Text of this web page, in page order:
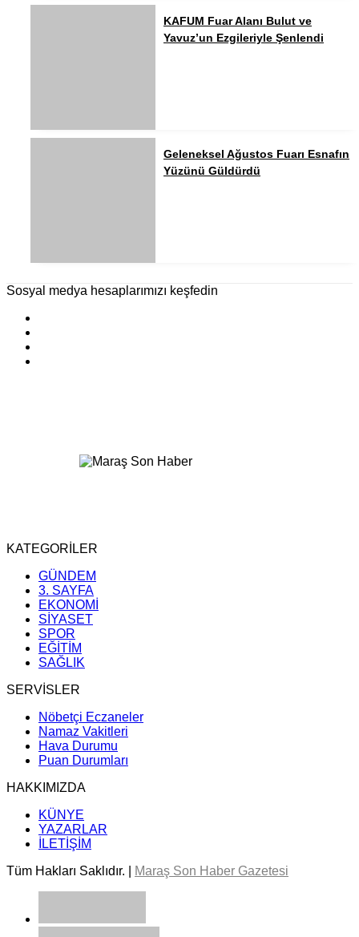
KAFUM Fuar Alanı Bulut ve
Yavuz’un Ezgileriyle Şenlendi
Geleneksel Ağustos Fuarı Esnafın
Yüzünü Güldürdü
Sosyal medya hesaplarımızı keşfedin
KATEGORİLER
GÜNDEM
3. SAYFA
EKONOMİ
SİYASET
SPOR
EĞİTİM
SAĞLIK
SERVİSLER
Nöbetçi Eczaneler
Namaz Vakitleri
Hava Durumu
Puan Durumları
HAKKIMIZDA
KÜNYE
YAZARLAR
İLETİŞİM
Tüm Hakları Saklıdır. |
Maraş Son Haber Gazetesi